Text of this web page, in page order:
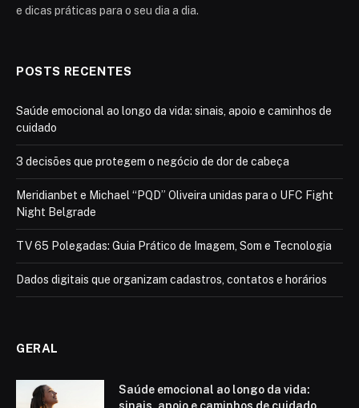
e dicas práticas para o seu dia a dia.
POSTS RECENTES
Saúde emocional ao longo da vida: sinais, apoio e caminhos de
cuidado
3 decisões que protegem o negócio de dor de cabeça
Meridianbet e Michael “PQD” Oliveira unidas para o UFC Fight
Night Belgrade
TV 65 Polegadas: Guia Prático de Imagem, Som e Tecnologia
Dados digitais que organizam cadastros, contatos e horários
GERAL
Saúde emocional ao longo da vida: